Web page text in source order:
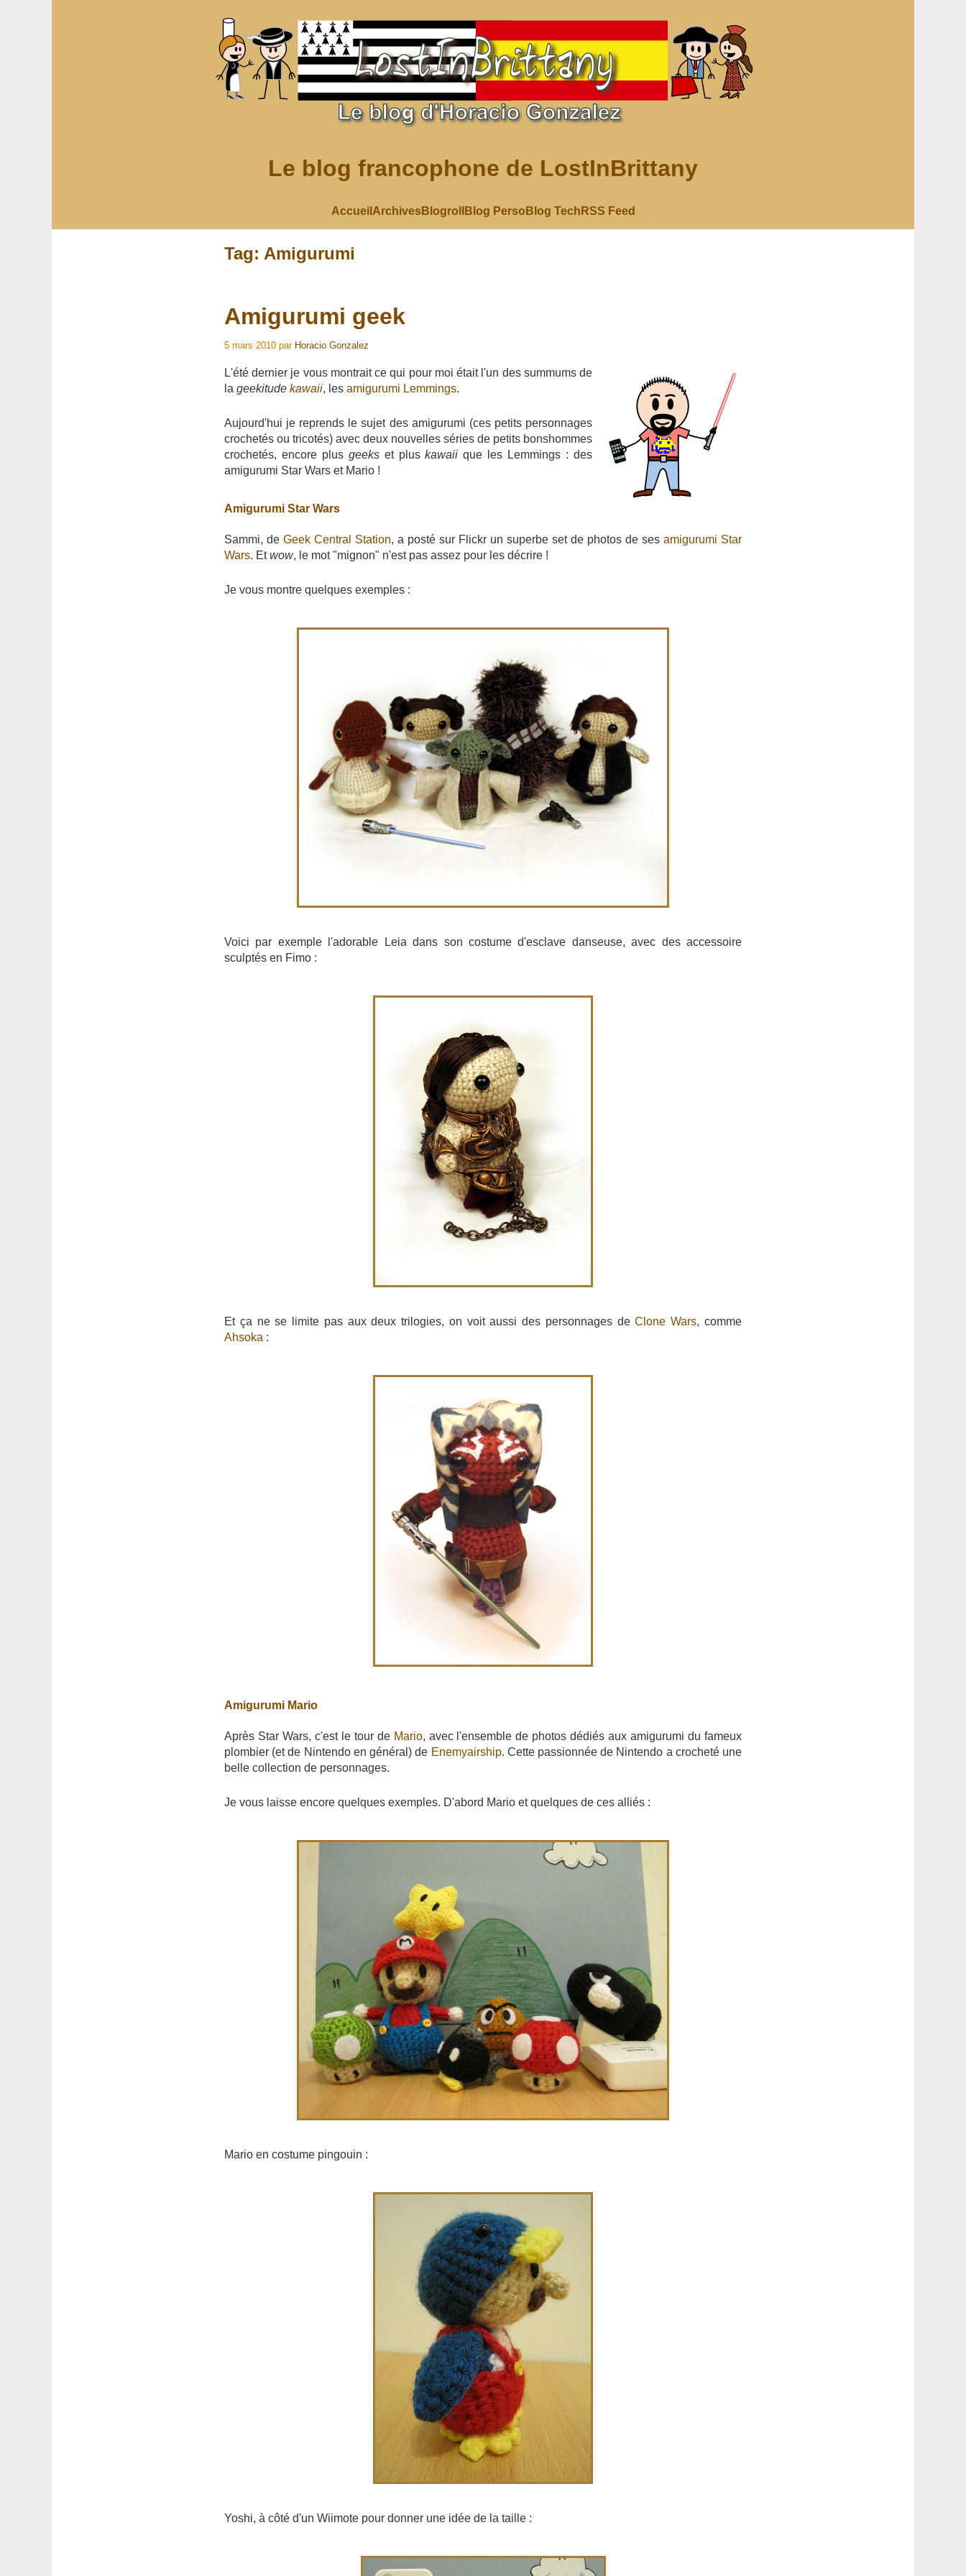
Le blog francophone de LostInBrittany
Accueil ArchivesBlogroll Blog Perso Blog Tech RSS Feed
Tag: Amigurumi
Amigurumi geek
5 mars 2010 par Horacio Gonzalez
L'été dernier je vous montrait ce qui pour moi était l'un des summums de
la geekitude kawaii, les amigurumi Lemmings.
Aujourd'hui je reprends le sujet des amigurumi (ces petits personnages
crochetés ou tricotés) avec deux nouvelles séries de petits bonshommes
crochetés, encore plus geekset pluskawaii que les Lemmings : des
amigurumi Star Wars et Mario !
Amigurumi Star Wars
Sammi, de Geek Central Station, a posté sur Flickr un superbe set de photos de ses amigurumi Star
Wars. Etwow, le mot "mignon" n'est pas assez pour les décrire !
Je vous montre quelques exemples :
Voici par exemple l'adorable Leia dans son costume d'esclave danseuse, avec des accessoire
sculptés en Fimo :
Et ça ne se limite pas aux deux trilogies, on voit aussi des personnages deClone Wars, comme
Ahsoka :
Amigurumi Mario
Après Star Wars, c'est le tour de Mario, avec l'ensemble de photos dédiés aux amigurumi du fameux
plombier (et de Nintendo en général) de Enemyairship. Cette passionnée de Nintendo a crocheté une
belle collection de personnages.
Je vous laisse encore quelques exemples. D'abord Mario et quelques de ces alliés :
Mario en costume pingouin :
Yoshi, à côté d'un Wiimote pour donner une idée de la taille :